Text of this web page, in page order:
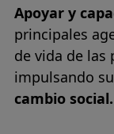
Apoyar y
principales
de vida de las
impulsando su
cambio social.